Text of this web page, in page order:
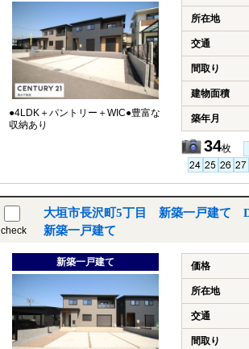
●4LDK＋パントリー＋WIC●豊富な
収納あり
所在地
交通
間取り
建物面積
築年月
34枚
check
大垣市長沢町5丁目 新築一戸建て
新築一戸建て
新築一戸建て 価格
所在地
交通
間取り